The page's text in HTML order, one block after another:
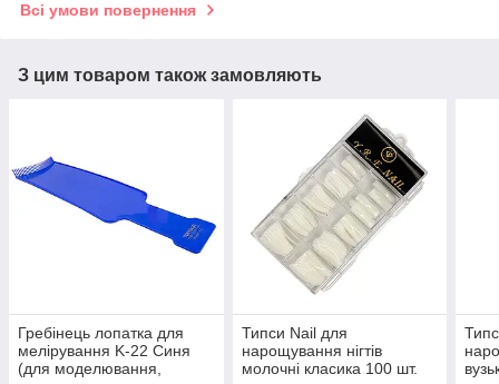
Всі умови повернення
З цим товаром також замовляють
Гребінець лопатка для
мелірування K-22 Синя
(для моделювання,
Типси Nail для
нарощування нігтів
молочні класика 100 шт.